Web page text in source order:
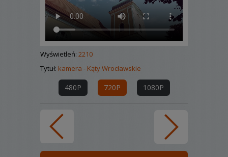
Wyświetleń: 2210
Tytuł: kamera - Kąty Wrocławskie
480P 720P 1080P